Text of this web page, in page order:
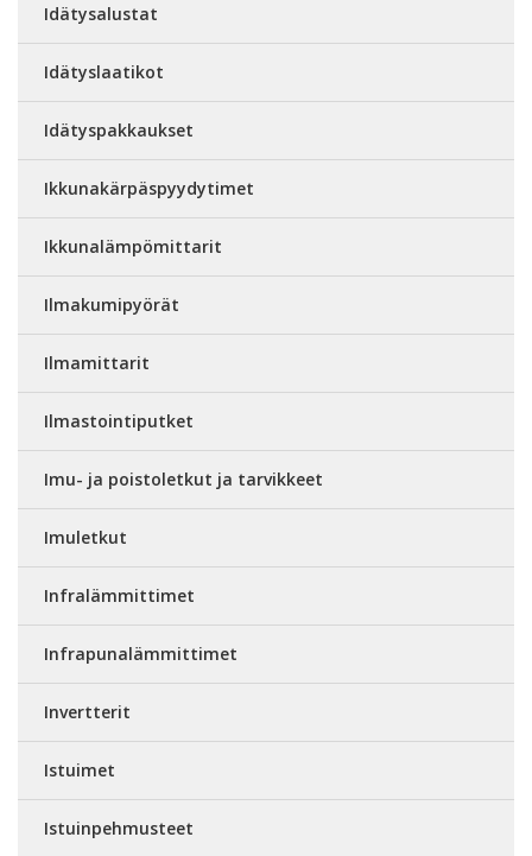
Idätysalustat
Idätyslaatikot
Idätyspakkaukset
Ikkunakärpäspyydytimet
Ikkunalämpömittarit
Ilmakumipyörät
Ilmamittarit
Ilmastointiputket
Imu- ja poistoletkut ja tarvikkeet
Imuletkut
Infralämmittimet
Infrapunalämmittimet
Invertterit
Istuimet
Istuinpehmusteet